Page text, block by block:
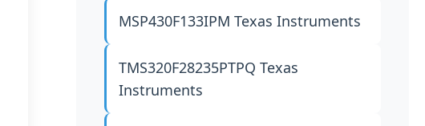
MSP430F133IPMTexas Instruments
TMS320F28235PTPQTexas
Instruments